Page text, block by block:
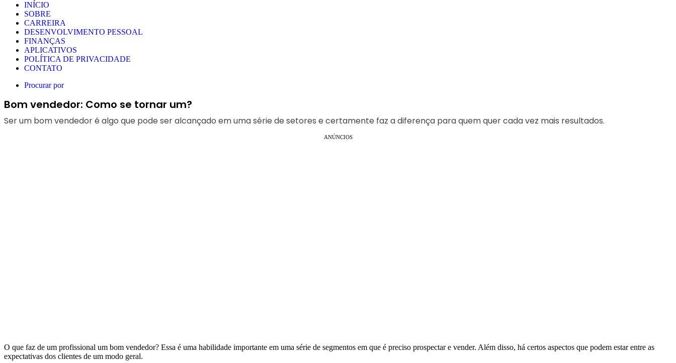
INÍCIO
SOBRE
CARREIRA
DESENVOLVIMENTO PESSOAL
FINANÇAS
APLICATIVOS
POLÍTICA DE PRIVACIDADE
CONTATO
Procurar por
Bom vendedor: Como se tornar um?
Ser um bom vendedor é algo que pode ser alcançado em uma série de setores e certamente faz a diferença para quem quer cada vez mais resultados.
ANÚNCIOS
O que faz de um profissional um bom vendedor? Essa é uma habilidade importante em uma série de segmentos em que é preciso prospectar e vender. Além disso, há certos aspectos que podem estar entre as
expectativas dos clientes de um modo geral.